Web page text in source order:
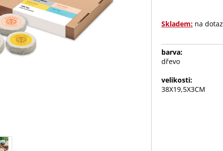
Skladem: na dotaz
barva:
dřevo
velikosti:
38X19,5X3CM